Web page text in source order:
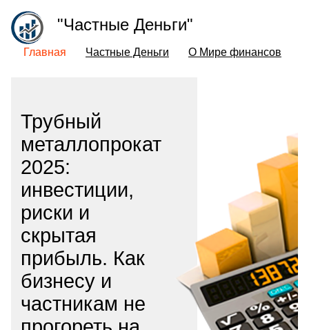
Трубный
металлопрокат
2025:
инвестиции,
риски и
скрытая
прибыль. Как
бизнесу и
частникам не
"Частные Деньги"
Главная Частные Деньги О Мире финансов